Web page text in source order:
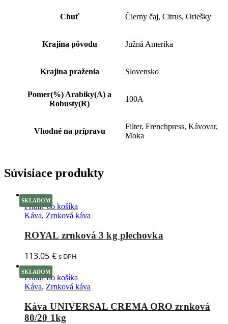
Chuť Čierny čaj, Citrus, Oriešky
Krajina pôvodu Južná Amerika
Krajina praženia Slovensko
Pomer(%) Arabiky(A) a
Robusty(R)
100A
Vhodné na prípravu
Filter, Frenchpress, Kávovar,
Moka
Súvisiace produkty
SKLADOM
Pridať do košíka
Káva, Zrnková káva
ROYAL zrnková 3 kg plechovka
113.05 € s DPH
SKLADOM
Pridať do košíka
Káva, Zrnková káva
Káva UNIVERSAL CREMA ORO zrnková
80/20 1kg